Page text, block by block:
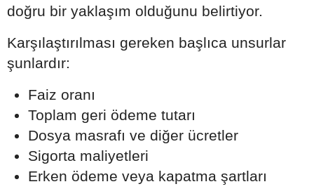
doğru bir yaklaşım olduğunu belirtiyor.
Karşılaştırılması gereken başlıca unsurlar
şunlardır:
Faiz oranı
Toplam geri ödeme tutarı
Dosya masrafı ve diğer ücretler
Sigorta maliyetleri
Erken ödeme veya kapatma şartları